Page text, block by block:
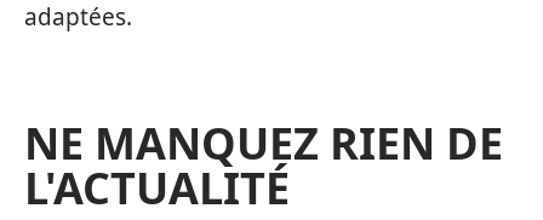
adaptées.
NE MANQUEZ RIEN DE
L'ACTUALITÉ